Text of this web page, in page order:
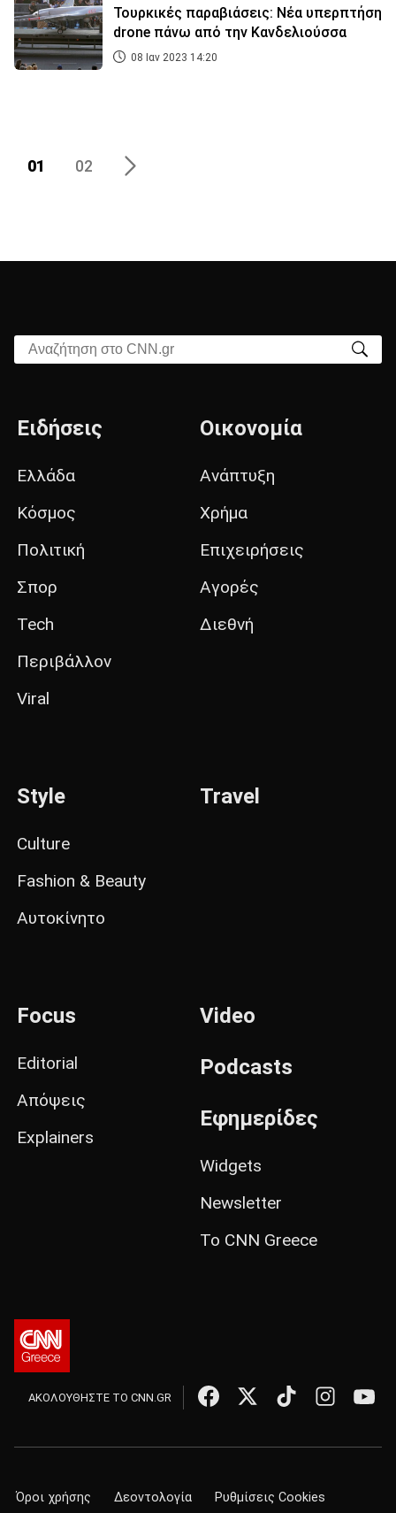
Τουρκικές παραβιάσεις: Νέα υπερπτήση
drone πάνω από την Κανδελιούσσα
08 Ιαν 2023 14:20
01 02
Αναζήτηση στο CNN.gr
Ειδήσεις
Ελλάδα
Κόσμος
Πολιτική
Σπορ
Tech
Περιβάλλον
Viral
Οικονομία
Ανάπτυξη
Χρήμα
Επιχειρήσεις
Αγορές
Διεθνή
Style
Culture
Fashion & Beauty
Αυτοκίνητο
Travel
Focus
Editorial
Απόψεις
Explainers
Video
Podcasts
Εφημερίδες
Widgets
Newsletter
Το CNN Greece
ΑΚΟΛΟΥΘΗΣΤΕ ΤΟ CNN.GR
Όροι χρήσης Δεοντολογία Ρυθμίσεις Cookies